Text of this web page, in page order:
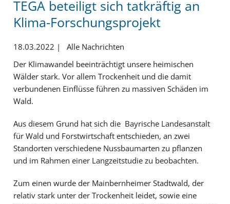
TEGA beteiligt sich tatkräftig an
Klima-Forschungsprojekt
18.03.2022 |
Alle Nachrichten
Der Klimawandel beeinträchtigt unsere heimischen
Wälder stark. Vor allem Trockenheit und die damit
verbundenen Einflüsse führen zu massiven Schäden im
Wald.
Aus diesem Grund hat sich die Bayrische Landesanstalt
für Wald und Forstwirtschaft entschieden, an zwei
Standorten verschiedene Nussbaumarten zu pflanzen
und im Rahmen einer Langzeitstudie zu beobachten.
Zum einen wurde der Mainbernheimer Stadtwald, der
relativ stark unter der Trockenheit leidet, sowie eine